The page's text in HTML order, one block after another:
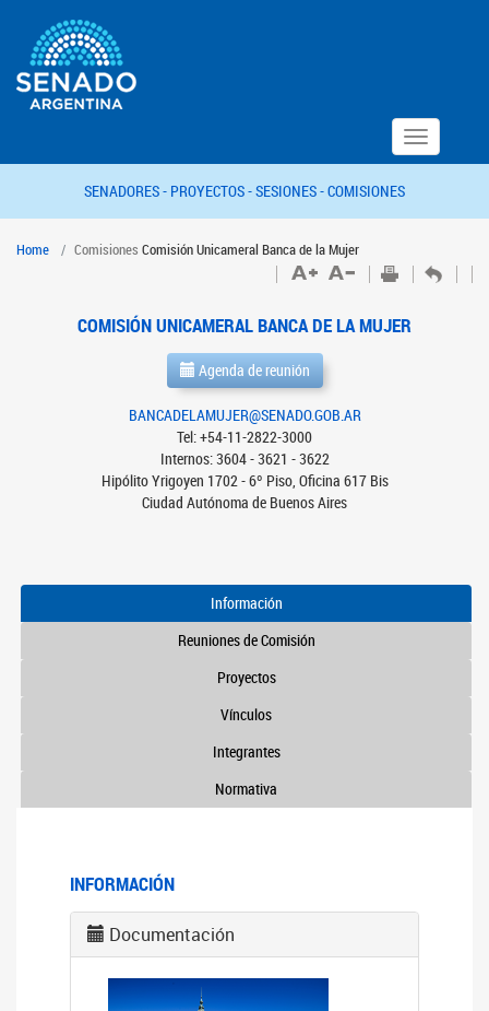
Toggle
navigation
SENADORES - PROYECTOS -SESIONES -COMISIONES
Home Comisiones Comisión Unicameral Banca de la Mujer
COMISIÓN UNICAMERAL BANCA DE LA MUJER
Agenda de reunión
BANCADELAMUJER@SENADO.GOB.AR
Tel: +54-11-2822-3000
Internos: 3604 - 3621 - 3622
Hipólito Yrigoyen 1702 - 6º Piso, Oficina 617 Bis
Ciudad Autónoma de Buenos Aires
Información
Reuniones de Comisión
Proyectos
Vínculos
Integrantes
Normativa
INFORMACIÓN
Documentación